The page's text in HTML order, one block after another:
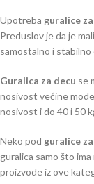
Upotreba guralice
Preduslov je da je
samostalno i stabilno
Guralica za decu se
nosivost većine
nosivost i do 40 i 50
Neko pod guralice
guralica samo što
proizvode iz ove